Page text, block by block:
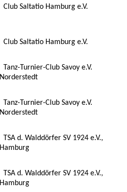
Club Saltatio Hamburg e.V.
Club Saltatio Hamburg e.V.
Tanz-Turnier-Club Savoy e.V.
Norderstedt
Tanz-Turnier-Club Savoy e.V.
Norderstedt
TSA d. Walddörfer SV 1924 e.V.,
Hamburg
TSA d. Walddörfer SV 1924 e.V.,
Hamburg